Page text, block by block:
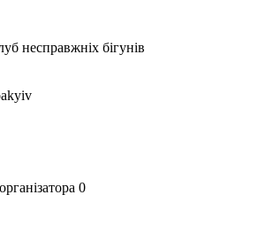
несправжніх бігунів
0